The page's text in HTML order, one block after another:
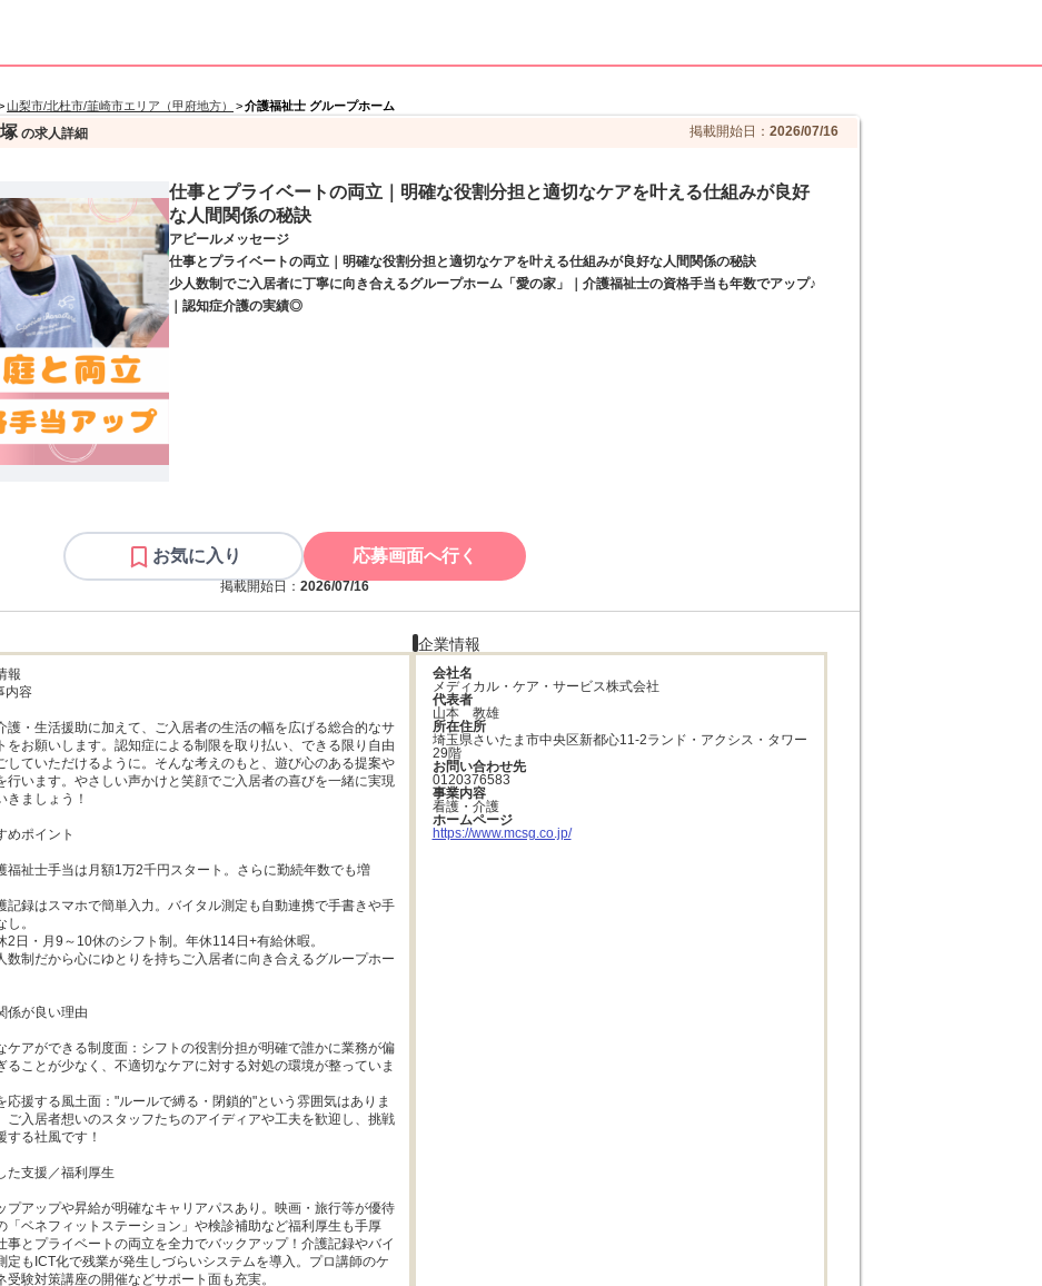
山梨市/北杜市/韮崎市エリア（甲府地方） >介護福祉士 グループホーム
の求人詳細 掲載開始日： 2026/07/16
仕事とプライベートの両立｜明確な役割分担と適切なケアを叶える仕組みが良好
な人間関係の秘訣
アピールメッセージ
仕事とプライベートの両立｜明確な役割分担と適切なケアを叶える仕組みが良好な人間関係の秘訣
少人数制でご入居者に丁寧に向き合えるグループホーム「愛の家」｜介護福祉士の資格手当も年数でアップ♪
｜認知症介護の実績◎
お気に入り 応募画面へ行く
掲載開始日： 2026/07/16
報
内容
護・生活援助に加えて、ご入居者の生活の幅を広げる総合的なサ
をお願いします。認知症による制限を取り払い、できる限り自由
していただけるように。そんな考えのもと、遊び心のある提案や
行います。やさしい声かけと笑顔でご入居者の喜びを一緒に実現
きましょう！
めポイント
福祉士手当は月額1万2千円スタート。さらに勤続年数でも増
記録はスマホで簡単入力。バイタル測定も自動連携で手書きや手
し。
2日・月9～10休のシフト制。年休114日+有給休暇。
数制だから心にゆとりを持ちご入居者に向き合えるグループホー
係が良い理由
ケアができる制度面：シフトの役割分担が明確で誰かに業務が偏
ることが少なく、不適切なケアに対する対処の環境が整っていま
応援する風土面："ルールで縛る・閉鎖的"という雰囲気はありま
ご入居者想いのスタッフたちのアイディアや工夫を歓迎し、挑戦
する社風です！
た支援／福利厚生
プアップや昇給が明確なキャリアパスあり。映画・旅行等が優待
「ベネフィットステーション」や検診補助など福利厚生も手厚
事とプライベートの両立を全力でバックアップ！介護記録やバイ
定もICT化で残業が発生しづらいシステムを導入。プロ講師のケ
受験対策講座の開催などサポート面も充実。
企業情報
会社名
メディカル・ケア・サービス株式会社
代表者
山本　教雄
所在住所
埼玉県さいたま市中央区新都心11-2ランド・アクシス・タワー
29階
お問い合わせ先
0120376583
事業内容
看護・介護
ホームページ
https://www.mcsg.co.jp/